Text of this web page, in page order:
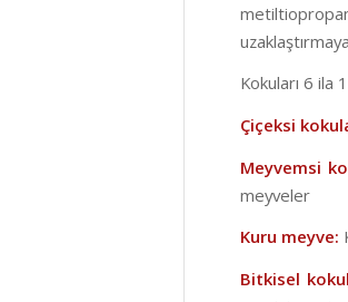
Kokuları 6 ila
Çiçeksi
Meyvemsi
meyveler
Kuru meyve:
Bitkisel